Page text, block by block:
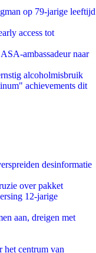
op 79-jarige leeftijd
access tot
ambassadeur naar
alcoholmisbruik
achievements dit
desinformatie
over pakket
12-jarige
aan, dreigen met
het centrum van